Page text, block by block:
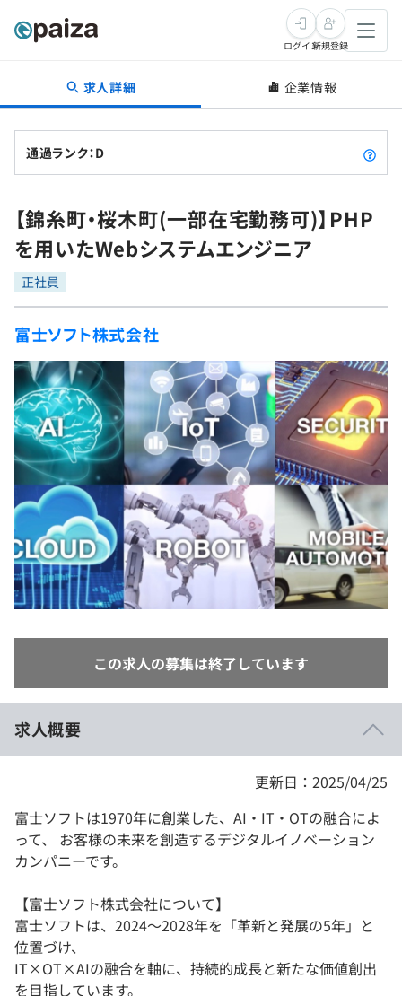
転職・キャリア
転職成功ガイド
転職エージェント
インタビュー
転職成功ガイド
新卒就活
求人検索
本選考
インターン
新卒エージェント
イベント・セミナー
インタビュー
就活成功ガイド
学習
問題集
ナレッジ
リファレンス
プラン
個人向けプラン
法人向けプラン
学校向けプラン
プログラミング言語
評価結果一覧
再チャレンジ結果一覧
ゲーム・マンガ
Tech Team Journal
paiza times
note
paizaとは？
ログイン新規登録
求人詳細 企業情報
通過ランク：D
【錦糸町・桜木町(一部在宅勤務可)】PHP
を用いたWebシステムエンジニア
正社員
富士ソフト株式会社
この求人の募集は終了しています
求人概要
更新日：2025/04/25
富士ソフトは1970年に創業した、AI・IT・OTの融合によ
って、 お客様の未来を創造するデジタルイノベーション
カンパニーです。
【富士ソフト株式会社について】
富士ソフトは、2024〜2028年を「革新と発展の5年」と
位置づけ、
IT×OT×AIの融合を軸に、持続的成長と新たな価値創出
を目指しています。